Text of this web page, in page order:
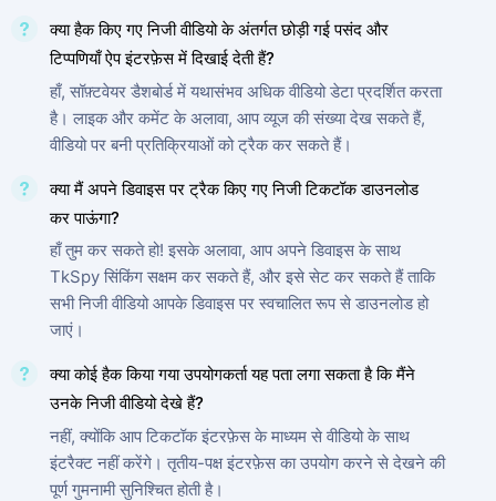
क्या हैक किए गए निजी वीडियो के अंतर्गत छोड़ी गई पसंद और
टिप्पणियाँ ऐप इंटरफ़ेस में दिखाई देती हैं?
हाँ, सॉफ़्टवेयर डैशबोर्ड में यथासंभव अधिक वीडियो डेटा प्रदर्शित करता
है। लाइक और कमेंट के अलावा, आप व्यूज की संख्या देख सकते हैं,
वीडियो पर बनी प्रतिक्रियाओं को ट्रैक कर सकते हैं।
क्या मैं अपने डिवाइस पर ट्रैक किए गए निजी टिकटॉक डाउनलोड
कर पाऊंगा?
हाँ तुम कर सकते हो! इसके अलावा, आप अपने डिवाइस के साथ
TkSpy सिंकिंग सक्षम कर सकते हैं, और इसे सेट कर सकते हैं ताकि
सभी निजी वीडियो आपके डिवाइस पर स्वचालित रूप से डाउनलोड हो
जाएं।
क्या कोई हैक किया गया उपयोगकर्ता यह पता लगा सकता है कि मैंने
उनके निजी वीडियो देखे हैं?
नहीं, क्योंकि आप टिकटॉक इंटरफ़ेस के माध्यम से वीडियो के साथ
इंटरैक्ट नहीं करेंगे। तृतीय-पक्ष इंटरफ़ेस का उपयोग करने से देखने की
पूर्ण गुमनामी सुनिश्चित होती है।